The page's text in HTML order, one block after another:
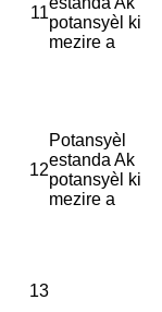
11
potansyèl ki
mezire a
12
Potansyèl
estanda Ak
potansyèl ki
mezire a
13